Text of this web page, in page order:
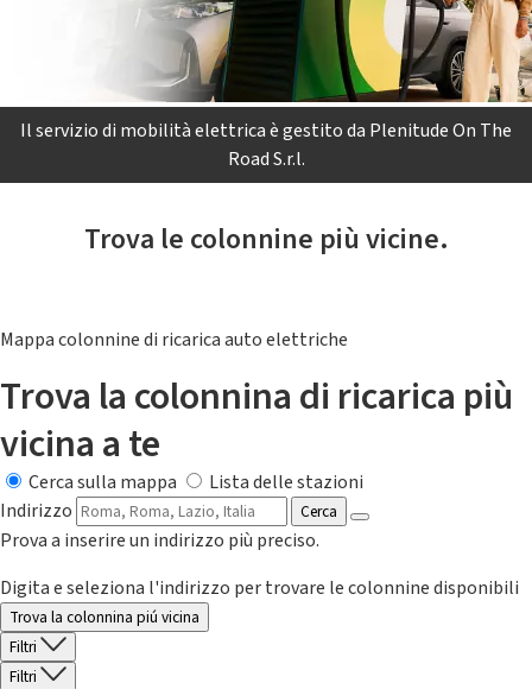
Il servizio di mobilità elettrica è gestito da Plenitude On The
Road S.r.l.
Trova le colonnine più vicine.
Mappa colonnine di ricarica auto elettriche
Trova la colonnina di ricarica più
vicina a te
Cerca sulla mappa
Lista delle stazioni
Indirizzo
Cerca
Prova a inserire un indirizzo più preciso.
Digita e seleziona l'indirizzo per trovare le colonnine disponibili
Trova la colonnina piú vicina
Filtri
Filtri